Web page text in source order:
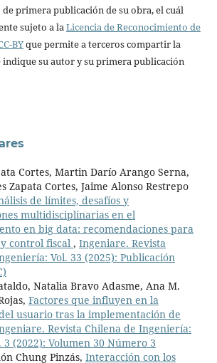
primera publicación de su obra, el cuál
sujeto a laLicencia de Reconocimiento de
BYque permite a terceros compartir la
indique su autor y su primera publicación
Cortes, Martin Darío Arango Serna,
Zapata Cortes, Jaime Alonso Restrepo
de límites, desafíos y
multidisciplinarias en el
en big data: recomendaciones para
control fiscal , Ingeniare. Revista
Vol. 33 (2025): Publicación
Natalia Bravo Adasme, Ana M.
Factores que influyen en la
usuario tras la implementación de
Revista Chilena de Ingeniería:
3 (2022): Volumen 30 Número 3
Chung Pinzás, Interacción con los